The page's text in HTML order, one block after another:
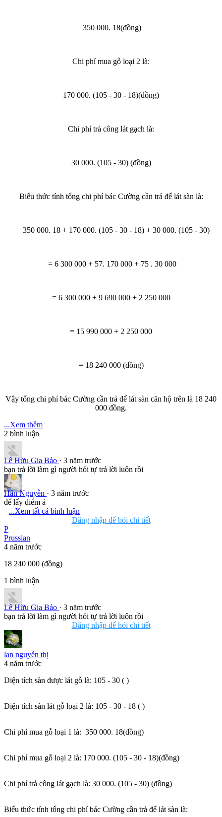
350 000. 18(đồng)
Chi phí mua gỗ loại 2 là:
170 000. (105 - 30 - 18)(đồng)
Chi phí trả công lát gạch là:
30 000. (105 - 30) (đồng)
Biểu thức tính tổng chi phí bác Cường cần trả để lát sàn là:
350 000. 18 + 170 000. (105 - 30 - 18) + 30 000. (105 - 30)
= 6 300 000 + 57. 170 000 + 75 . 30 000
= 6 300 000 + 9 690 000 + 2 250 000
= 15 990 000 + 2 250 000
= 18 240 000 (đồng)
Vậy tổng chi phí bác Cường cần trả để lát sàn căn hộ trên là 18 240
000 đồng.
...Xem thêm
2 bình luận
Lê Hữu Gia Bảo · 3 năm trước
bạn trả lời làm gì người hỏi tự trả lời luôn rồi
Hân Nguyễn · 3 năm trước
để lấy điểm á
...Xem tất cả bình luận
Đăng nhập để hỏi chi tiết
P
Prussian
4 năm trước
18 240 000 (đồng)
1 bình luận
Lê Hữu Gia Bảo · 3 năm trước
bạn trả lời làm gì người hỏi tự trả lời luôn rồi
Đăng nhập để hỏi chi tiết
lan nguyễn thị
4 năm trước
Diện tích sàn được lát gỗ là: 105 - 30 ( )
Diện tích sàn lát gỗ loại 2 là: 105 - 30 - 18 ( )
Chi phí mua gỗ loại 1 là: 350 000. 18(đồng)
Chi phí mua gỗ loại 2 là: 170 000. (105 - 30 - 18)(đồng)
Chi phí trả công lát gạch là: 30 000. (105 - 30) (đồng)
Biểu thức tính tổng chi phí bác Cường cần trả để lát sàn là: